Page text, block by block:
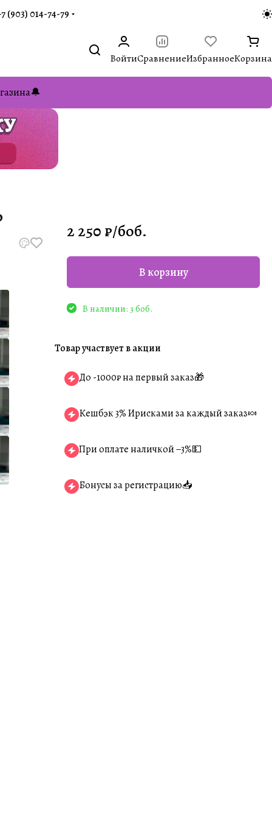
(903) 014-74-79‬
ВойтиСравнениеИзбранноеКорзина
2 250 ₽/боб.
В корзину
В наличии: 3 боб.
Товар участвует в акции
До -1000₽ на первый заказ🎁
Кешбэк 3% Ирисками за каждый заказ🍬
При оплате наличкой −3%💵
Бонусы за регистрацию📥